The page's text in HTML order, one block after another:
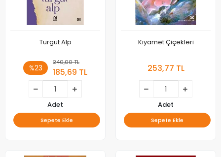
Turgut Alp
%23
240,00 TL
185,69 TL
Adet
Sepete Ekle
Kıyamet Çiçekleri
253,77 TL
Adet
Sepete Ekle